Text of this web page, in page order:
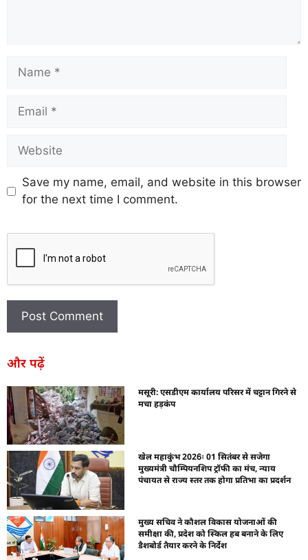
Save my name, email, and website in this browser
for the next time I comment.
और पढ़ें
मसूरी: एसडीएम कार्यालय परिसर में चट्टान गिरने से
मचा हड़कंप
खेल महाकुंभ 2026ः 01 सितंबर से सजेगा
मुख्यमंत्री चौम्पियनशिप ट्रॉफी का मंच, न्याय
पंचायत से राज्य स्तर तक होगा प्रतिभा का प्रदर्शन
मुख्य सचिव ने कौशल विकास योजनाओं की
समीक्षा की, प्रदेश को स्किल हब बनाने के लिए
डैशबोर्ड तैयार करने के निर्देश